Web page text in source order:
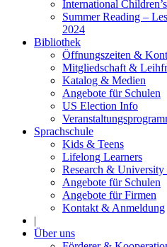
International
Summer Reading –
2024
Bibliothek
Öffnungszeiten &
Mitgliedschaft &
Katalog & Medien
Angebote für Schulen
US Election Info
Sprachschule
Kids & Teens
Lifelong Learners
Research &
Angebote für Schulen
Angebote für Firmen
Kontakt & Anmeldung
|
Über uns